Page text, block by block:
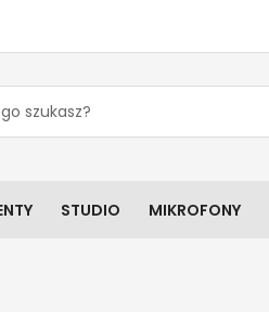
STUDIO MIKROFONY